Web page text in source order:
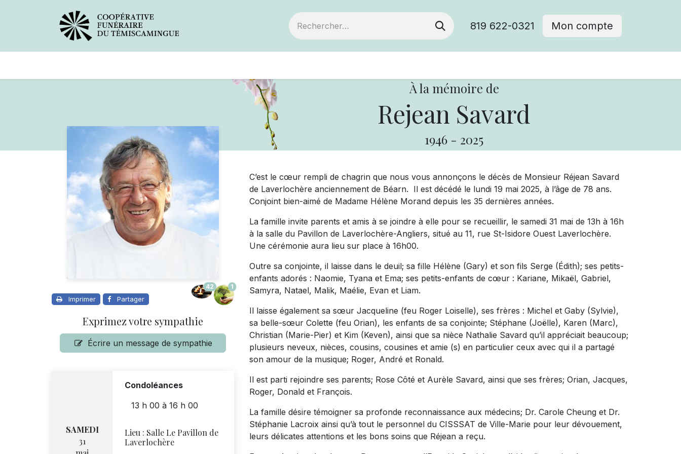
819 622-0321 Mon compte
À la mémoire de
Rejean Savard
1946 - 2025
Imprimer Partager
42 1
Exprimez votre sympathie
Écrire un message de sympathie
SAMEDI
31
Condoléances
13 h 00 à 16 h 00
Lieu : Salle Le Pavillon de
Laverlochère
C’est le cœur rempli de chagrin que nous vous annonçons le décès de Monsieur Réjean Savard
de Laverlochère anciennement de Béarn. Il est décédé le lundi 19 mai 2025, à l’âge de 78 ans.
Conjoint bien-aimé de Madame Hélène Morand depuis les 35 dernières années.
La famille invite parents et amis à se joindre à elle pour se recueillir, le samedi 31 mai de 13h à 16h
à la salle du Pavillon de Laverlochère-Angliers, situé au 11, rue St-Isidore Ouest Laverlochère.
Une cérémonie aura lieu sur place à 16h00.
Outre sa conjointe, il laisse dans le deuil; sa fille Hélène (Gary) et son fils Serge (Édith); ses petits-
enfants adorés : Naomie, Tyana et Ema; ses petits-enfants de cœur : Kariane, Mikaël, Gabriel,
Samyra, Natael, Malik, Maélie, Evan et Liam.
Il laisse également sa sœur Jacqueline (feu Roger Loiselle), ses frères : Michel et Gaby (Sylvie),
sa belle-sœur Colette (feu Orian), les enfants de sa conjointe; Stéphane (Joëlle), Karen (Marc),
Christian (Marie-Pier) et Kim (Keven), ainsi que sa nièce Nathalie Savard qu’il appréciait beaucoup;
plusieurs neveux, nièces, cousins, cousines et amie (s) en particulier ceux avec qui il a partagé
son amour de la musique; Roger, André et Ronald.
Il est parti rejoindre ses parents; Rose Côté et Aurèle Savard, ainsi que ses frères; Orian, Jacques,
Roger, Donald et François.
La famille désire témoigner sa profonde reconnaissance aux médecins; Dr. Carole Cheung et Dr.
Stéphanie Lacroix ainsi qu’à tout le personnel du CISSSAT de Ville-Marie pour leur dévouement,
leurs délicates attentions et les bons soins que Réjean a reçu.